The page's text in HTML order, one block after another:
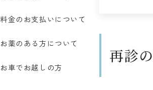
料金のお支払いについて
お薬のある方について
お車でお越しの方
再診